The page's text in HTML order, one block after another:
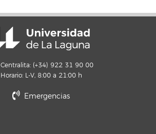
Centralita: (+34) 922 31 90 00
Horario: L-V, 8:00 a 21:00 h
Emergencias